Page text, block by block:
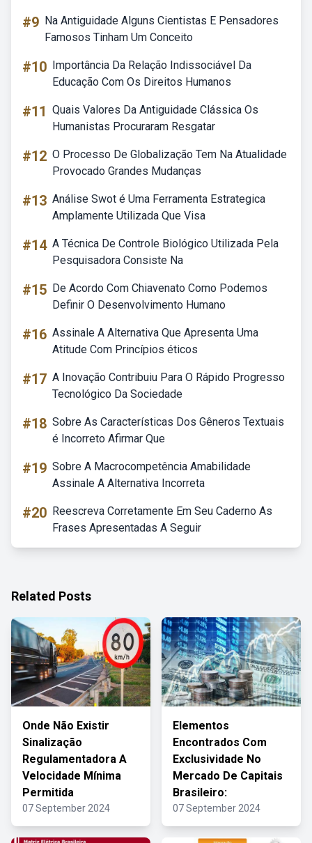
#9 Na Antiguidade Alguns Cientistas E Pensadores
Famosos Tinham Um Conceito
#10 Importância Da Relação Indissociável Da
Educação Com Os Direitos Humanos
#11 Quais Valores Da Antiguidade Clássica Os
Humanistas Procuraram Resgatar
#12 O Processo De Globalização Tem Na Atualidade
Provocado Grandes Mudanças
#13 Análise Swot é Uma Ferramenta Estrategica
Amplamente Utilizada Que Visa
#14 A Técnica De Controle Biológico Utilizada Pela
Pesquisadora Consiste Na
#15 De Acordo Com Chiavenato Como Podemos
Definir O Desenvolvimento Humano
#16 Assinale A Alternativa Que Apresenta Uma
Atitude Com Princípios éticos
#17 A Inovação Contribuiu Para O Rápido Progresso
Tecnológico Da Sociedade
#18 Sobre As Características Dos Gêneros Textuais
é Incorreto Afirmar Que
#19 Sobre A Macrocompetência Amabilidade
Assinale A Alternativa Incorreta
#20 Reescreva Corretamente Em Seu Caderno As
Frases Apresentadas A Seguir
Related Posts
Onde Não Existir
Sinalização
Regulamentadora A
Velocidade Mínima
Permitida
07 September 2024
Elementos
Encontrados Com
Exclusividade No
Mercado De Capitais
Brasileiro:
07 September 2024